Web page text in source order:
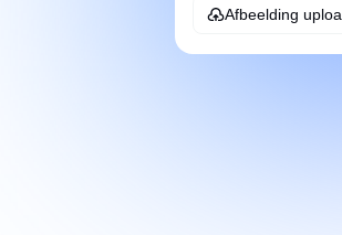
Afbeelding